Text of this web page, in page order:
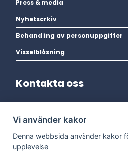
Press & media
Nyhetsarkiv
Behandling av personuppgifter
Visselblåsning
Kontakta oss
Adress:
Dala Energi AB
Postadress:Box 254, 793 26
Kundservice: 0247-738 00
Epost:info@dalaenergi.se
Vi använder kakor
Denna webbsida använder kakor
upplevelse